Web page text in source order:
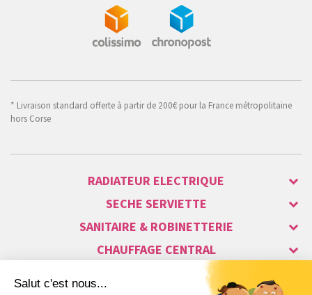
* Livraison standard offerte à partir de 200€ pour la France métropolitaine
hors Corse
RADIATEUR ELECTRIQUE
SECHE SERVIETTE
SANITAIRE & ROBINETTERIE
CHAUFFAGE CENTRAL
ALARME & SÉCURITÉ